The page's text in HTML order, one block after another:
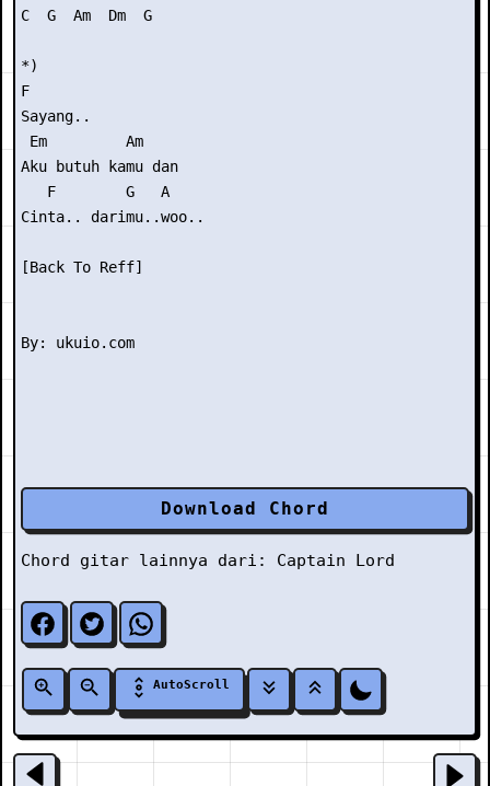
C  G  Am  Dm  G
*)
F
Sayang..
Em         Am
Aku butuh kamu dan
   F        G   A
Cinta.. darimu..woo..
[Back To Reff]
Download Chord
Chord gitar lainnya dari: Captain Lord
AutoScroll